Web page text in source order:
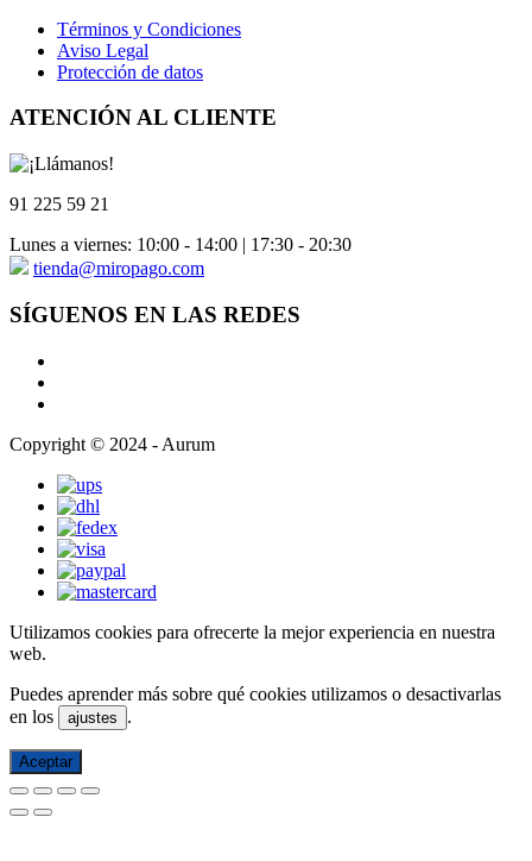
Términos y Condiciones
Aviso Legal
Protección de datos
ATENCIÓN AL CLIENTE
91 225 59 21
Lunes a viernes: 10:00 - 14:00 | 17:30 - 20:30
tienda@miropago.com
SÍGUENOS EN LAS REDES
Copyright © 2024 - Aurum
Utilizamos cookies para ofrecerte la mejor experiencia en nuestra
web.
Puedes aprender más sobre qué cookies utilizamos o desactivarlas
en los
ajustes .
Aceptar